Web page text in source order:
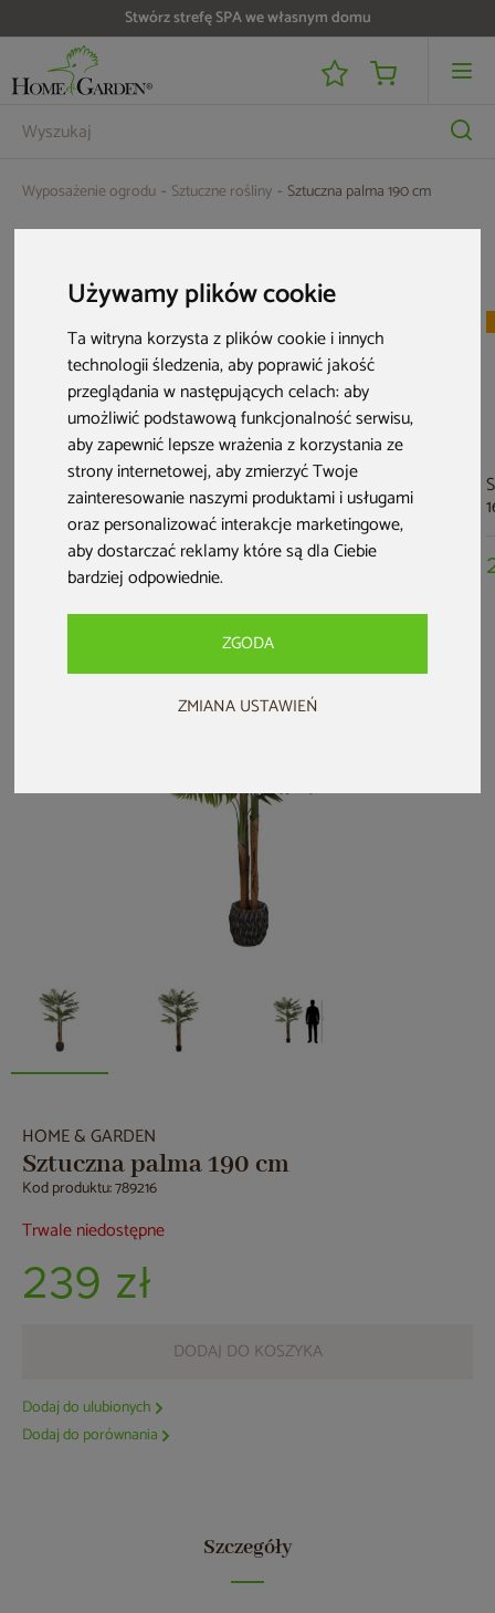
Używamy plików cookie
Ta witryna korzysta z plików cookie i innych
technologii śledzenia, aby poprawić jakość
przeglądania w następujących celach:aby
umożliwić podstawową funkcjonalność serwisu,
aby zapewnić lepsze wrażenia z korzystania ze
strony internetowej,aby zmierzyć Twoje
zainteresowanie naszymi produktami i usługami
oraz personalizować interakcje marketingowe,
aby dostarczać reklamy które są dla Ciebie
bardziej odpowiednie.
ZGODA
ZMIANA USTAWIEŃ
Stwórz strefę SPA we własnym domu
Wyposażenie ogrodu Sztuczne rośliny Sztuczna palma 190 cm
Sztuczna paproć
200 cm
149 zł
Sztuczny eukaliptus
180 cm
409 zł
Sztuczna paproć
180 cm
HOME & GARDEN
Sztuczna palma 190 cm
Kod produktu: 789216
Trwale niedostępne
239 zł
DODAJ DO KOSZYKA
Dodaj do ulubionych
Dodaj do porównania
Szczegóły